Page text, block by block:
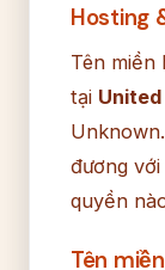
Hosting
Tên miền
tại
đương
quyền
Tên